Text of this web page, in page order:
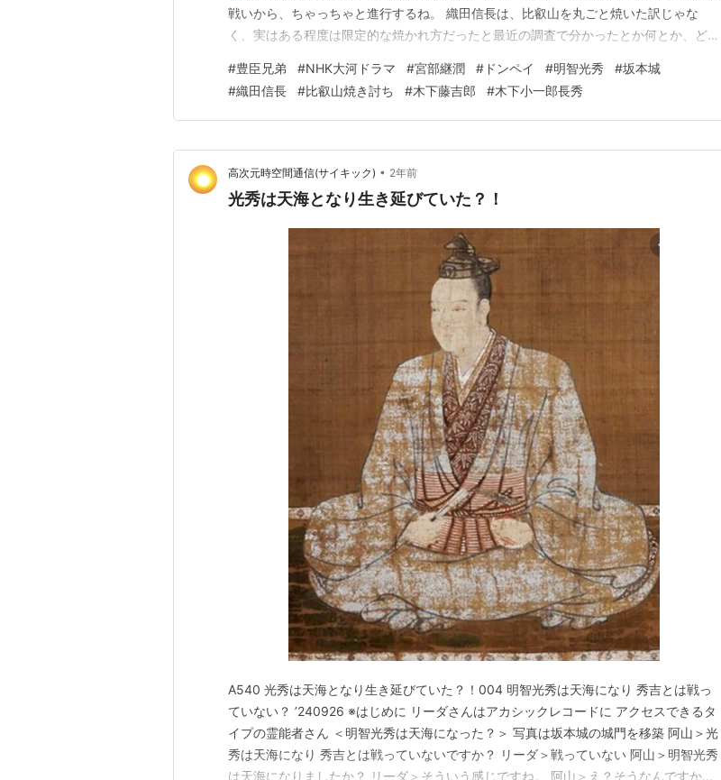
戦いから、ちゃっちゃと進行するね。 織田信長は、比叡山を丸ごと焼いた訳じゃな
く、実はある程度は限定的な焼かれ方だったと最近の調査で分かったとか何とか、どこ
をかけ、寺に逃げていた人たちを皆殺しにするなんて、少しだって関わればトラウマに
なるよ。書いているこっちだって気分が悪い。 特に、…
#豊臣兄弟 #NHK大河ドラマ #宮部継潤 # ドンペイ #明智光秀 #坂本城
#織田信長 #比叡山焼き討ち #木下藤吉郎 #木下小一郎長秀
高次元時空間通信(サイキック) • 2年前
光秀は天海となり生き延びていた？！
A540 光秀は天海となり生き延びていた？！004 明智光秀は天海になり 秀吉とは戦っ
ていない？ ’240926 ※はじめに リーダさんはアカシックレコードに アクセスできるタ
イプの霊能者さん ＜明智光秀は天海になった？＞ 写真は坂本城の城門を移築 阿山＞光
秀は天海になり 秀吉とは戦っていないですか？ リーダ＞戦っていない 阿山＞明智光秀
は天海になりましたか？ リーダ＞そういう感じですね。 阿山＞え？そうなんですか？